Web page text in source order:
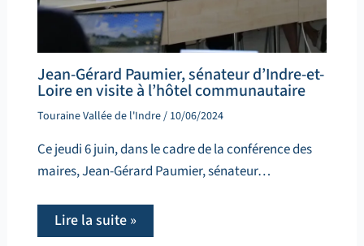
Jean-Gérard Paumier, sénateur d’Indre-et-
Loire en visite à l’hôtel communautaire
Touraine Vallée de l'Indre/ 10/06/2024
Ce jeudi 6 juin, dans le cadre de la conférence des
maires, Jean-Gérard Paumier, sénateur…
Lire la suite »